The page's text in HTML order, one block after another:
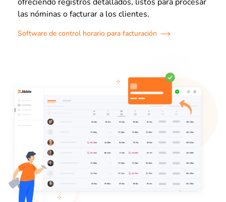
las nóminas o facturar a los clientes.
Software de control horario para facturación